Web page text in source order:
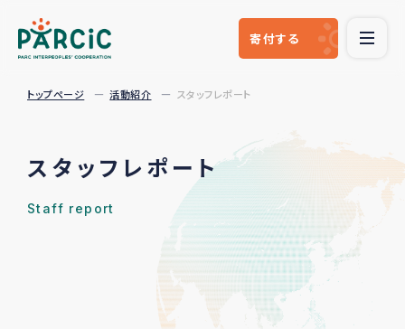
寄付する
トップページ 活動紹介 スタッフレポート
スタッフレポート
Staff report